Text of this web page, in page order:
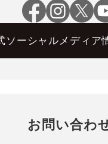
ソーシャルメディア
お問い合わ